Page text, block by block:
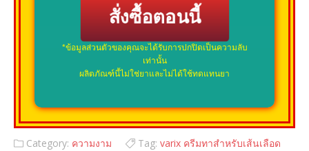
สั่งซื้อตอนนี้
*ข้อมูลส่วนตัวของคุณจะได้รับการปกปิดเป็นความลับ
เท่านั้น
ผลิตภัณฑ์นี้ไม่ใช่ยาและไม่ได้ใช้ทดแทนยา
Category: ความงาม Tag: varix ครีมทาสําหรับเส้นเลือด